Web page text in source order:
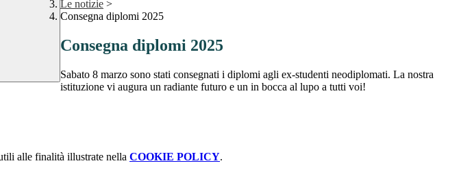
Le notizie >
Consegna diplomi 2025
Consegna diplomi 2025
Sabato 8 marzo sono stati consegnati i diplomi agli ex-studenti neodiplomati. La nostra
istituzione vi augura un radiante futuro e un in bocca al lupo a tutti voi!
alle finalità illustrate nella COOKIE POLICY.